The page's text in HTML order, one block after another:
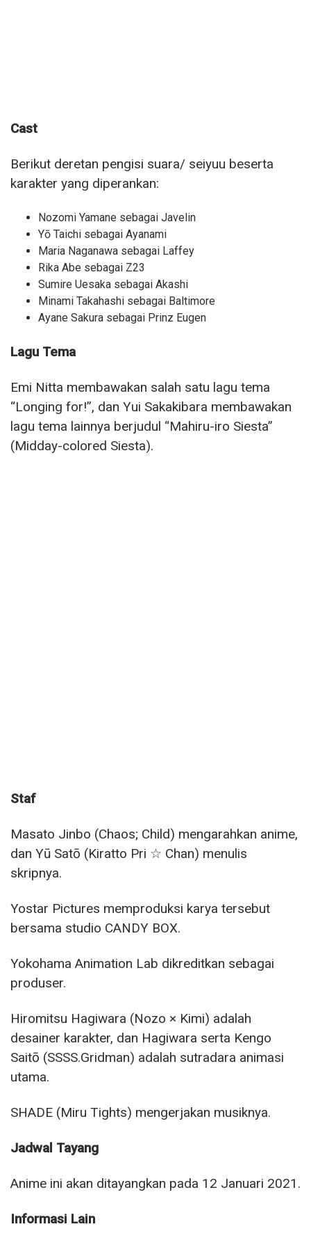
Cast
Berikut deretan pengisi suara/ seiyuu beserta
karakter yang diperankan:
Nozomi Yamane sebagai Javelin
Yō Taichi sebagai Ayanami
Maria Naganawa sebagai Laffey
Rika Abe sebagai Z23
Sumire Uesaka sebagai Akashi
Minami Takahashi sebagai Baltimore
Ayane Sakura sebagai Prinz Eugen
Lagu Tema
Emi Nitta membawakan salah satu lagu tema
“Longing for!”, dan Yui Sakakibara membawakan
lagu tema lainnya berjudul “Mahiru-iro Siesta”
(Midday-colored Siesta).
Staf
Masato Jinbo (Chaos; Child) mengarahkan anime,
dan Yū Satō (Kiratto Pri ☆ Chan) menulis
skripnya.
Yostar Pictures memproduksi karya tersebut
bersama studio CANDY BOX.
Yokohama Animation Lab dikreditkan sebagai
produser.
Hiromitsu Hagiwara (Nozo × Kimi) adalah
desainer karakter, dan Hagiwara serta Kengo
Saitō (SSSS.Gridman) adalah sutradara animasi
utama.
SHADE (Miru Tights) mengerjakan musiknya.
Jadwal Tayang
Anime ini akan ditayangkan pada 12 Januari 2021.
Informasi Lain